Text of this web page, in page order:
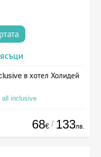
в хотел Холидей
all inclusive
68€ / 133лв.